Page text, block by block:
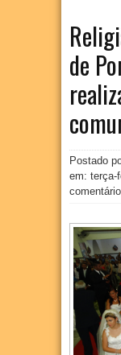
de
Postado
em: terça-